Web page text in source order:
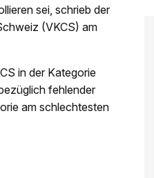
sei, schrieb der
(VKCS) am
in der Kategorie
fehlender
am schlechtesten